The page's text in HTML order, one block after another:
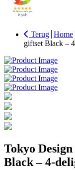
Terug Home
giftset Black –
Tokyo
Black – 4-